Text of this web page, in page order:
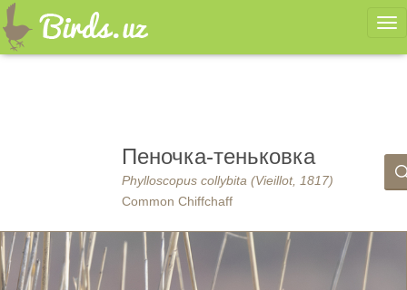
Пеночка-теньковка
Phylloscopus collybita (Vieillot, 1817)
Common Chiffchaff